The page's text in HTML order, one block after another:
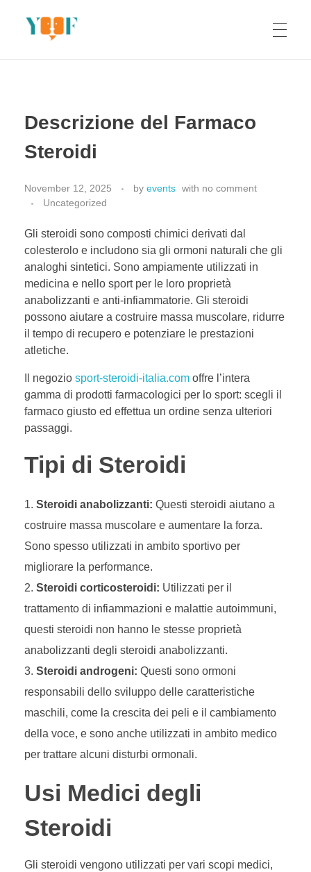
Descrizione del Farmaco
Steroidi
November 12, 2025 by events with no comment
Uncategorized
Gli steroidi sono composti chimici derivati dal
colesterolo e includono sia gli ormoni naturali che gli
analoghi sintetici. Sono ampiamente utilizzati in
medicina e nello sport per le loro proprietà
anabolizzanti e anti-infiammatorie. Gli steroidi
possono aiutare a costruire massa muscolare, ridurre
il tempo di recupero e potenziare le prestazioni
atletiche.
Il negozio sport-steroidi-italia.com offre l’intera
gamma di prodotti farmacologici per lo sport: scegli il
farmaco giusto ed effettua un ordine senza ulteriori
passaggi.
Tipi di Steroidi
Steroidi anabolizzanti: Questi steroidi aiutano a
costruire massa muscolare e aumentare la forza.
Sono spesso utilizzati in ambito sportivo per
migliorare la performance.
Steroidi corticosteroidi: Utilizzati per il
trattamento di infiammazioni e malattie autoimmuni,
questi steroidi non hanno le stesse proprietà
anabolizzanti degli steroidi anabolizzanti.
Steroidi androgeni: Questi sono ormoni
responsabili dello sviluppo delle caratteristiche
maschili, come la crescita dei peli e il cambiamento
della voce, e sono anche utilizzati in ambito medico
per trattare alcuni disturbi ormonali.
Usi Medici degli
Steroidi
Gli steroidi vengono utilizzati per vari scopi medici,